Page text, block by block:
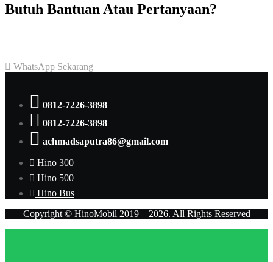
Butuh Bantuan Atau Pertanyaan?
WhatsApp Sekarang
0812-7226-3898
0812-7226-3898
achmadsaputra86@gmail.com
Hino 300
Hino 500
Hino Bus
Copyright © HinoMobil 2019 – 2026. All Rights Reserved